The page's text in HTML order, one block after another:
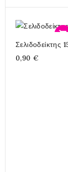
Σελιδοδείκτης
0,90 €